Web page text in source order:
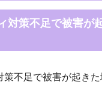
対策不足で被害が
策不足で被害が起き